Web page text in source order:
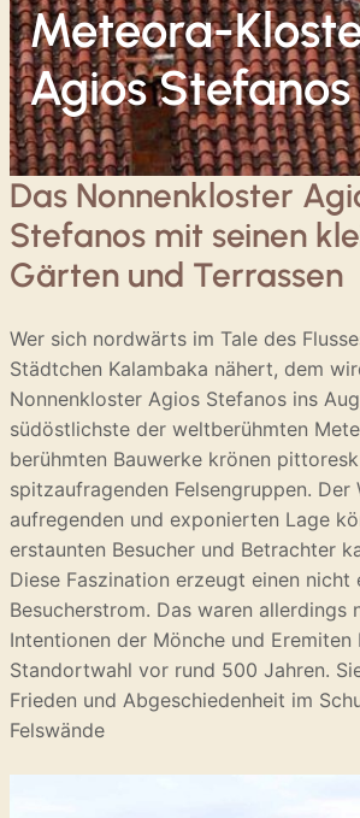
Meteora-
Agios Stefanos
Das Nonnenkloster
Stefanos mit seinen
Gärten und Terrassen
Wer sich nordwärts im Tale des
Städtchen Kalambaka nähert, dem
Nonnenkloster Agios Stefanos ins
südöstlichste der weltberühmten
berühmten Bauwerke krönen
spitzaufragenden Felsengruppen. Der
aufregenden und exponierten Lage
erstaunten Besucher und Betrachter
Diese Faszination erzeugt einen nicht
Besucherstrom. Das waren allerdings
Intentionen der Mönche und Eremiten
Standortwahl vor rund 500 Jahren.
Frieden und Abgeschiedenheit im
Felswände